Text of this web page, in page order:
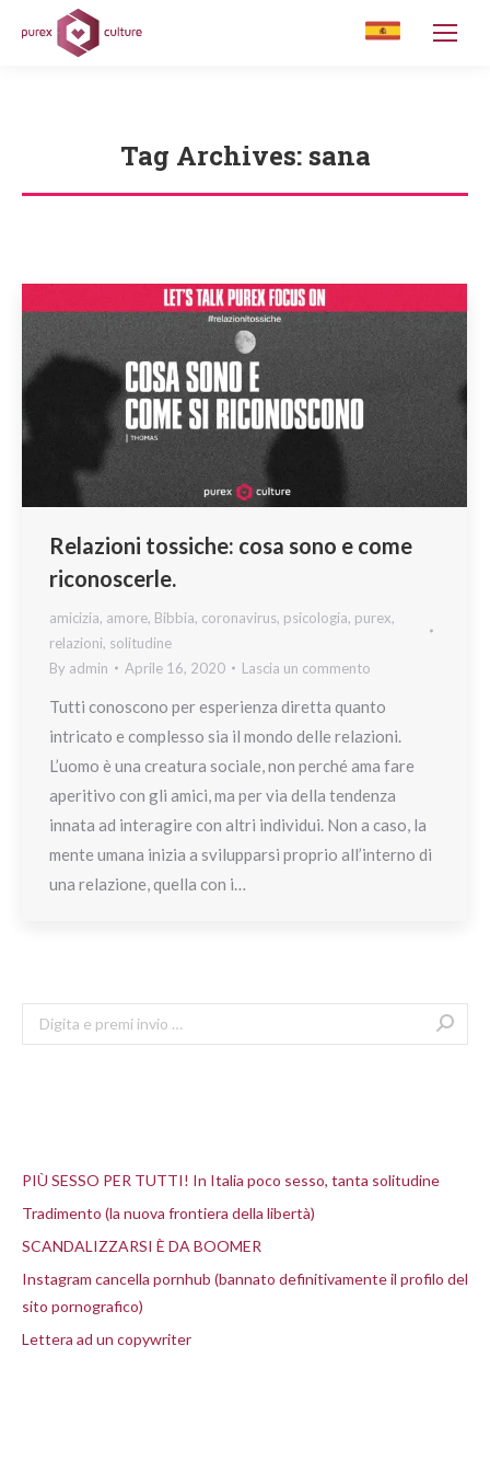
Tag Archives: sana
You are here:
Relazioni tossiche: cosa sono e come
riconoscerle.
amicizia, amore, Bibbia, coronavirus, psicologia, purex,
relazioni, solitudine
By admin Aprile 16, 2020 Lascia un commento
Tutti conoscono per esperienza diretta quanto
intricato e complesso sia il mondo delle relazioni.
L’uomo è una creatura sociale, non perché ama fare
aperitivo con gli amici, ma per via della tendenza
innata ad interagire con altri individui. Non a caso, la
mente umana inizia a svilupparsi proprio all’interno di
una relazione, quella con i…
Search:
PIÙ SESSO PER TUTTI! In Italia poco sesso, tanta solitudine
Tradimento (la nuova frontiera della libertà)
SCANDALIZZARSI È DA BOOMER
Instagram cancella pornhub (bannato definitivamente il profilo del
sito pornografico)
Lettera ad un copywriter